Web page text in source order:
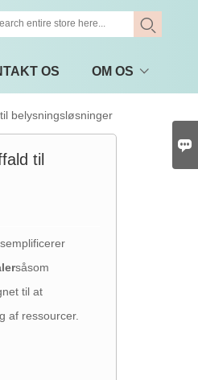
OS OM OS
belysningsløsninger
til
såsom
til at
af ressourcer.
